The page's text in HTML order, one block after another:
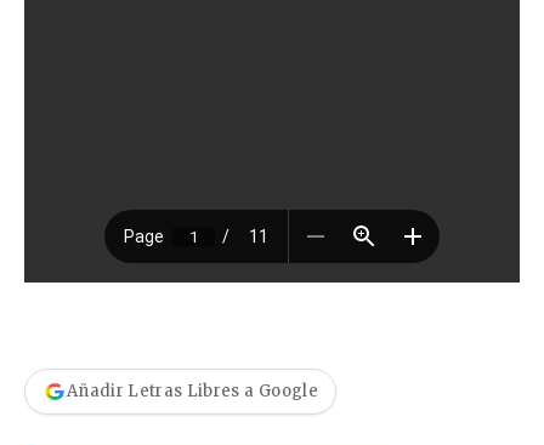
Añadir Letras Libres a Google